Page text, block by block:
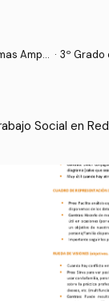
Ampli
· 3º Grado
Social en